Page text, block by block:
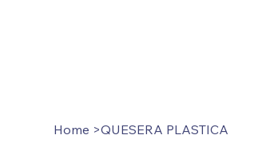
Home >QUESERA PLASTICA